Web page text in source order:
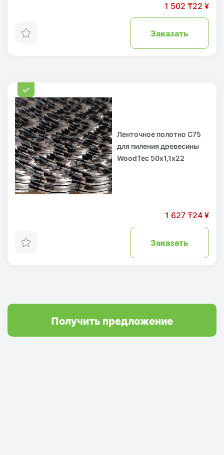
1 502 ₸22 ¥
Заказать
Ленточное полотно С75
для пиления древесины
WoodTec 50х1,1х22
1 627 ₸24 ¥
Заказать
Получить предложение